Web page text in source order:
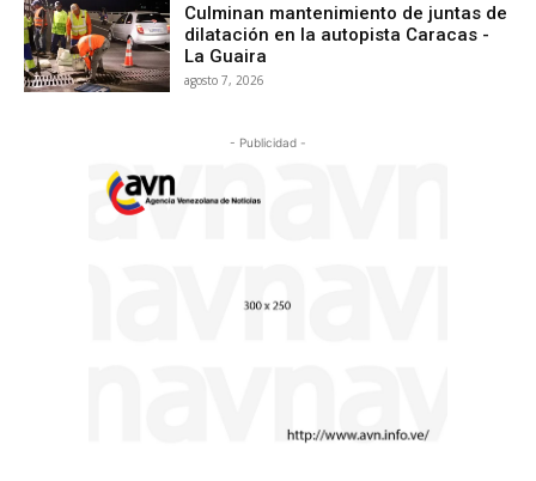
Culminan mantenimiento de juntas de
dilatación en la autopista Caracas -
La Guaira
agosto 7, 2026
- Publicidad -